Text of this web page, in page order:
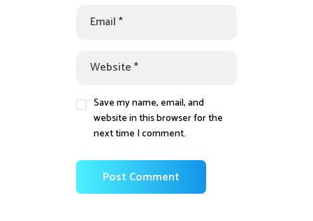
Save my name, email, and
website in this browser for the
next time I comment.